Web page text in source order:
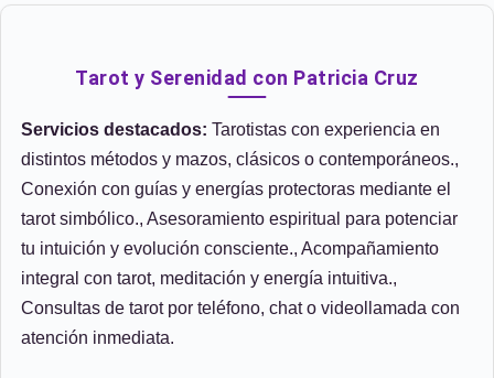
Tarot y Serenidad con Patricia Cruz
Servicios destacados: Tarotistas con experiencia en
distintos métodos y mazos, clásicos o contemporáneos.,
Conexión con guías y energías protectoras mediante el
tarot simbólico., Asesoramiento espiritual para potenciar
tu intuición y evolución consciente., Acompañamiento
integral con tarot, meditación y energía intuitiva.,
Consultas de tarot por teléfono, chat o videollamada con
atención inmediata.